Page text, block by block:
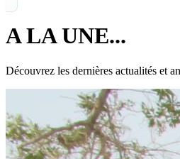
A LA UNE...
Découvrez les dernières actualités et